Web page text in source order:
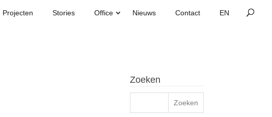
Projecten Stories Office Nieuws Contact
Zoeken